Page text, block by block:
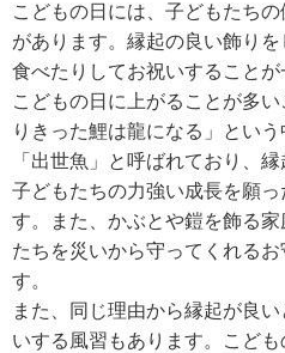
こどもの日には、子どもたち
があります。縁起の良い飾り
食べたりしてお祝いすることが
こどもの日に上がることが多
りきった鯉は龍になる」とい
「出世魚」と呼ばれており、
子どもたちの力強い成長を願
す。また、かぶとや鎧を飾る
たちを災いから守ってくれる
す。
また、同じ理由から縁起が良
いする風習もあります。こど